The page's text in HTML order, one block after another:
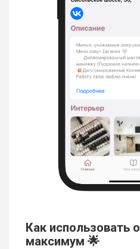
Как использовать
максимум 🌟